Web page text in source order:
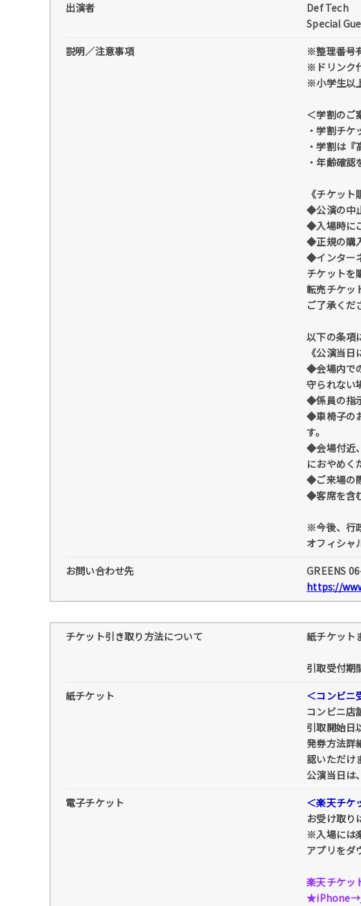
出演者
Def Tech
Special
説明／注意事項
※整理番号
※ドリンク
※小学生以
＜学割のご
・学割チケ
・学割は『
・年齢確認
《チケット
◆公演の中
◆入場時に
◆正規の購
◆インター
チケットを
転売チケッ
ご了承くだ
以下の条項
《公演当日
◆会場内で
守られない
◆係員の指
◆車椅子の
す。
◆会場付近
におやめく
◆ご来場の
◆客席を含
※今後、行
オフィシャ
お問い合わせ先
GREENS
https://
チケット引き取り方法について 紙チケット
引取受付期
紙チケット
＜コンビニ
コンビニ店
引取開始日
発券方法詳
認いただけ
公演当日は
電子チケット
＜楽天チケ
お受け取り
※入場には
アプリをダ
楽天チケッ
★iPhone→